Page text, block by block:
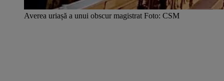
Averea uriașă a unui obscur magistrat Foto: CSM